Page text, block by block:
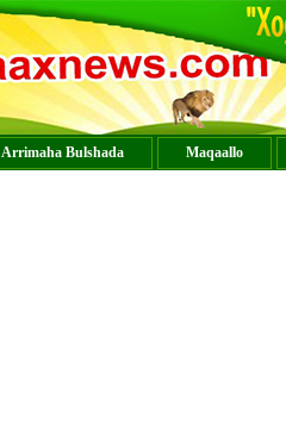
Arrimaha Bulshada Maqaallo